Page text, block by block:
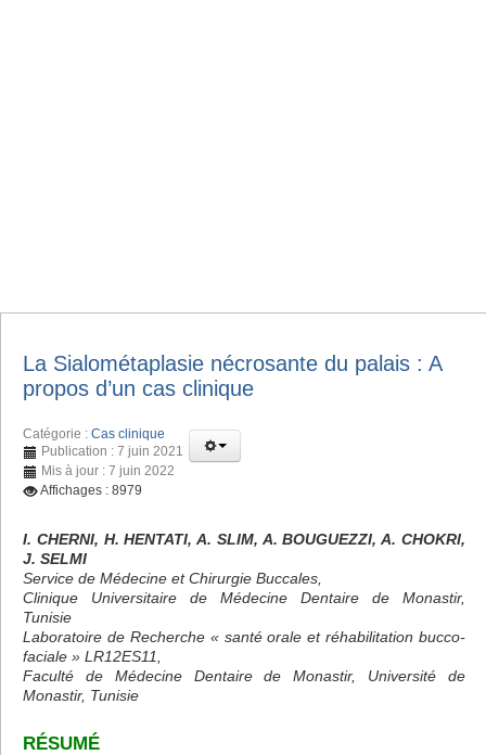
La Sialométaplasie nécrosante du palais : A
propos d’un cas clinique
Catégorie : Cas clinique
Publication : 7 juin 2021
Mis à jour : 7 juin 2022
Affichages : 8979
I. CHERNI, H. HENTATI, A. SLIM, A. BOUGUEZZI, A. CHOKRI,
J. SELMI
Service de Médecine et Chirurgie Buccales,
Clinique Universitaire de Médecine Dentaire de Monastir,
Tunisie
Laboratoire de Recherche « santé orale et réhabilitation bucco-
faciale » LR12ES11,
Faculté de Médecine Dentaire de Monastir, Université de
Monastir, Tunisie
RÉSUMÉ